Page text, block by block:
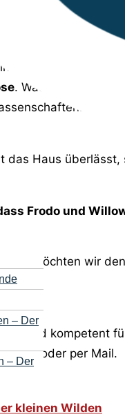
– Der
– Der
, ohne krankhaften
sind sie
. Was
das Haus
Frodo und
möchten wir den
und kompetent
oder per Mail.
kleinen Wilden